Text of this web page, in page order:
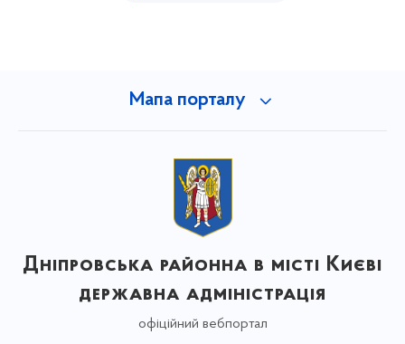
Мапа порталу
Дніпровська районна в місті Києві
державна адміністрація
офіційний вебпортал